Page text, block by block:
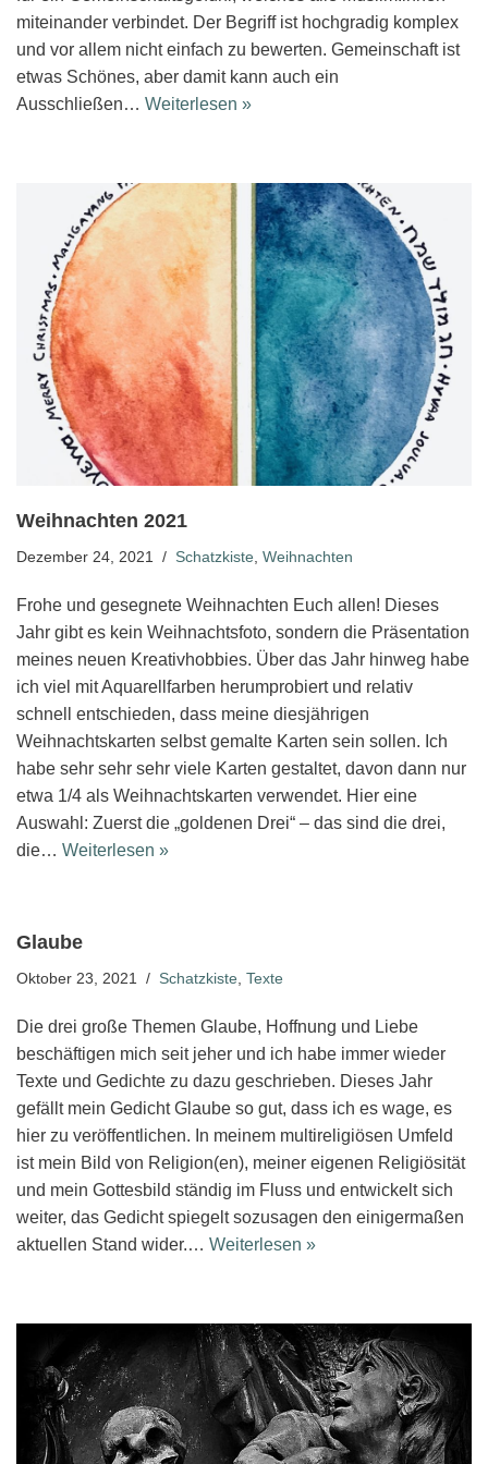
miteinander verbindet. Der Begriff ist hochgradig komplex
und vor allem nicht einfach zu bewerten. Gemeinschaft ist
etwas Schönes, aber damit kann auch ein
Ausschließen… Weiterlesen »
Weihnachten 2021
Dezember 24, 2021 Schatzkiste, Weihnachten
Frohe und gesegnete Weihnachten Euch allen! Dieses
Jahr gibt es kein Weihnachtsfoto, sondern die Präsentation
meines neuen Kreativhobbies. Über das Jahr hinweg habe
ich viel mit Aquarellfarben herumprobiert und relativ
schnell entschieden, dass meine diesjährigen
Weihnachtskarten selbst gemalte Karten sein sollen. Ich
habe sehr sehr sehr viele Karten gestaltet, davon dann nur
etwa 1/4 als Weihnachtskarten verwendet. Hier eine
Auswahl: Zuerst die „goldenen Drei“ – das sind die drei,
die… Weiterlesen »
Glaube
Oktober 23, 2021 Schatzkiste, Texte
Die drei große Themen Glaube, Hoffnung und Liebe
beschäftigen mich seit jeher und ich habe immer wieder
Texte und Gedichte zu dazu geschrieben. Dieses Jahr
gefällt mein Gedicht Glaube so gut, dass ich es wage, es
hier zu veröffentlichen. In meinem multireligiösen Umfeld
ist mein Bild von Religion(en), meiner eigenen Religiösität
und mein Gottesbild ständig im Fluss und entwickelt sich
weiter, das Gedicht spiegelt sozusagen den einigermaßen
aktuellen Stand wider.… Weiterlesen »